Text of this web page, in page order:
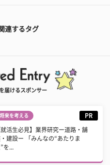
連するタグ
届けるスポンサー
将来を考える PR
就活生必見】業界研究ー道路・舗
建設ー 「みんなの“あたりま
を...